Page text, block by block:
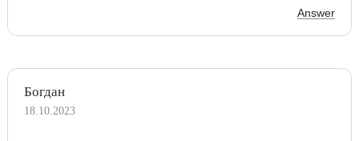
Answer
Богдан
18.10.2023